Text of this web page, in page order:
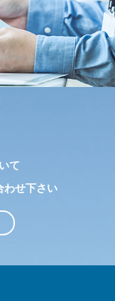
て
わせ下さい